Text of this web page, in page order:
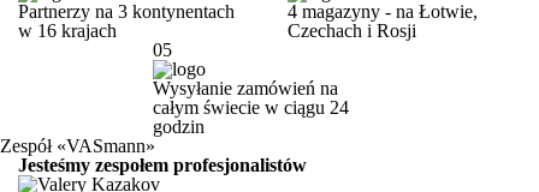
Partnerzy na 3 kontynentach
w 16 krajach
4 magazyny - na Łotwie,
Czechach i Rosji
05
Wysyłanie zamówień na
całym świecie w ciągu 24
godzin
Zespół «VASmann»
Jesteśmy zespołem profesjonalistów